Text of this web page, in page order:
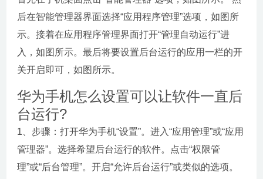
后在智能管理器界面选择“应用程序管理”选项，如图所
示。接着在应用程序管理界面打开“管理自动运行”进
入，如图所示。最后将要设置后台运行的应用一栏的开
关开启即可，如图所示。
华为手机怎么设置可以让软件一直后
台运行?
1、步骤：打开华为手机“设置”。进入“应用管理”或“应用
管理器”。选择希望后台运行的软件。点击“权限管
理”或“后台管理”。开启“允许后台运行”或类似的选项。